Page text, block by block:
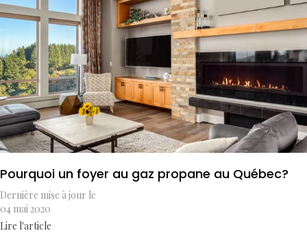
Pourquoi un foyer au gaz propane au Québec?
Dernière mise à jour le
04 mai 2020
Lire l'article